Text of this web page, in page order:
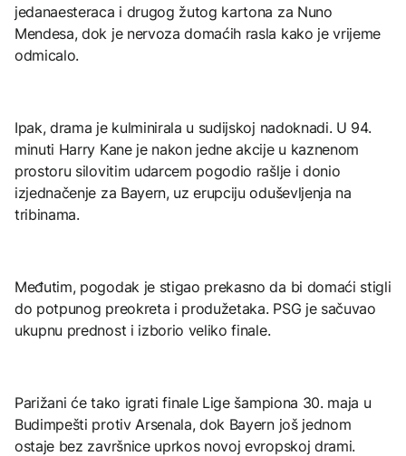
jedanaesteraca i drugog žutog kartona za Nuno
Mendesa, dok je nervoza domaćih rasla kako je vrijeme
odmicalo.
Ipak, drama je kulminirala u sudijskoj nadoknadi. U 94.
minuti Harry Kane je nakon jedne akcije u kaznenom
prostoru silovitim udarcem pogodio rašlje i donio
izjednačenje za Bayern, uz erupciju oduševljenja na
tribinama.
Međutim, pogodak je stigao prekasno da bi domaći stigli
do potpunog preokreta i produžetaka. PSG je sačuvao
ukupnu prednost i izborio veliko finale.
Parižani će tako igrati finale Lige šampiona 30. maja u
Budimpešti protiv Arsenala, dok Bayern još jednom
ostaje bez završnice uprkos novoj evropskoj drami.